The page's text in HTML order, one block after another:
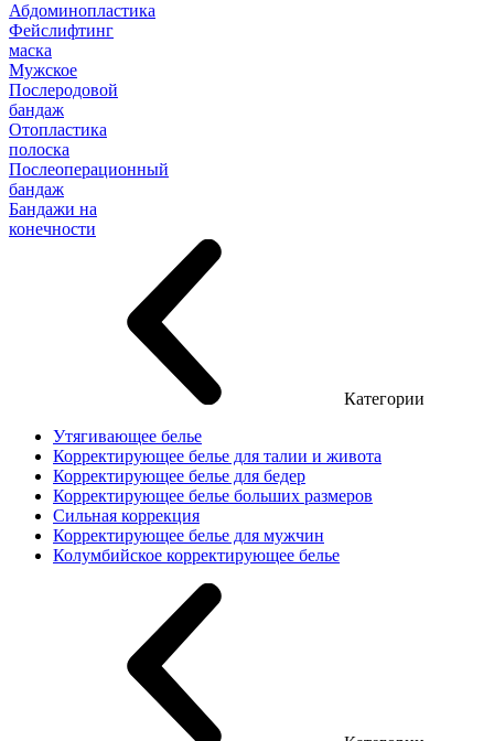
Абдоминопластика
Фейслифтинг
маска
Мужское
Послеродовой
бандаж
Отопластика
полоска
Послеоперационный
бандаж
Бандажи на
конечности
Категории
Утягивающее белье
Корректирующее белье для талии и живота
Корректирующее белье для бедер
Корректирующее белье больших размеров
Сильная коррекция
Корректирующее белье для мужчин
Колумбийское корректирующее белье